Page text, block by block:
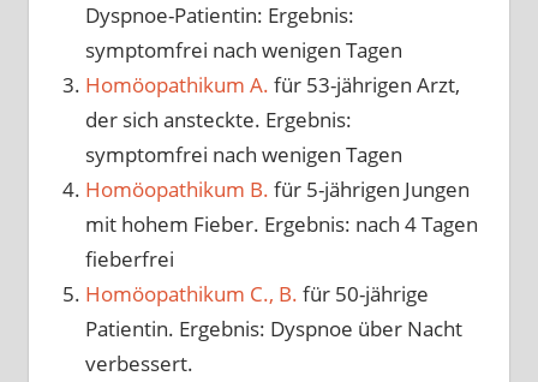
Dyspnoe-Patientin: Ergebnis:
symptomfrei nach wenigen Tagen
Homöopathikum A. für 53-jährigen Arzt,
der sich ansteckte. Ergebnis:
symptomfrei nach wenigen Tagen
Homöopathikum B. für 5-jährigen Jungen
mit hohem Fieber. Ergebnis: nach 4 Tagen
fieberfrei
Homöopathikum C., B. für 50-jährige
Patientin. Ergebnis: Dyspnoe über Nacht
verbessert.